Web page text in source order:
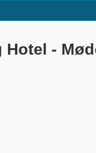
Hotel -